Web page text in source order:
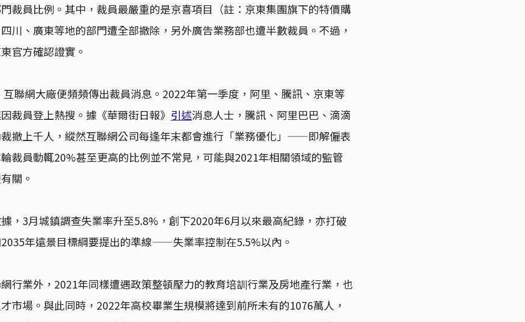
裁員比例。其中，裁員最嚴重的是京喜項目（註：京東集團旗下的特價購
川、廣東等地的部門遭全部撤除，另外廣告業務部也遭半數裁員。不過，
官方確認證實。
聯網大廠便頻頻傳出裁員消息。2022年第一季度，阿里、騰訊、京東等
裁員登上熱搜。據《華爾街日報》 引述消息人士，騰訊、阿里巴巴、滴滴
撤上千人，縱然互聯網公司每逢年末都會進行「業務優化」——即解僱表
裁員動輒20%甚至更高的比例並不常見，可能與2021年相關領域的監管
關。
，3月城鎮調查失業率升至5.8%，創下2020年6月以來最高紀錄，亦打破
年遠景目標綱要提出的準線——失業率控制在5.5%以內。
行業外，2021年同樣遭遇政策整頓壓力的教育培訓行業及房地產行業，也
市場。與此同時，2022年高校畢業生規模將達到前所未有的1076萬人，